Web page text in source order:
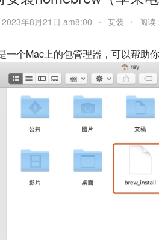
2023年8月21日 am8:00 • 安装 • 阅读
一个Mac上的包管理器，可以帮助你